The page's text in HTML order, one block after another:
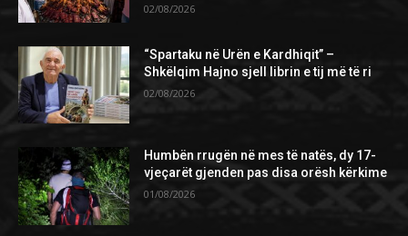
02/08/2026
“Spartaku në Urën e Kardhiqit” –
Shkëlqim Hajno sjell librin e tij më të ri
02/08/2026
Humbën rrugën në mes të natës, dy 17-
vjeçarët gjenden pas disa orësh kërkime
01/08/2026